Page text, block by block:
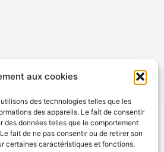
aux cookies
des technologies telles que les
des appareils. Le fait de consentir
données telles que le comportement
fait de ne pas consentir ou de retirer son
certaines caractéristiques et fonctions.